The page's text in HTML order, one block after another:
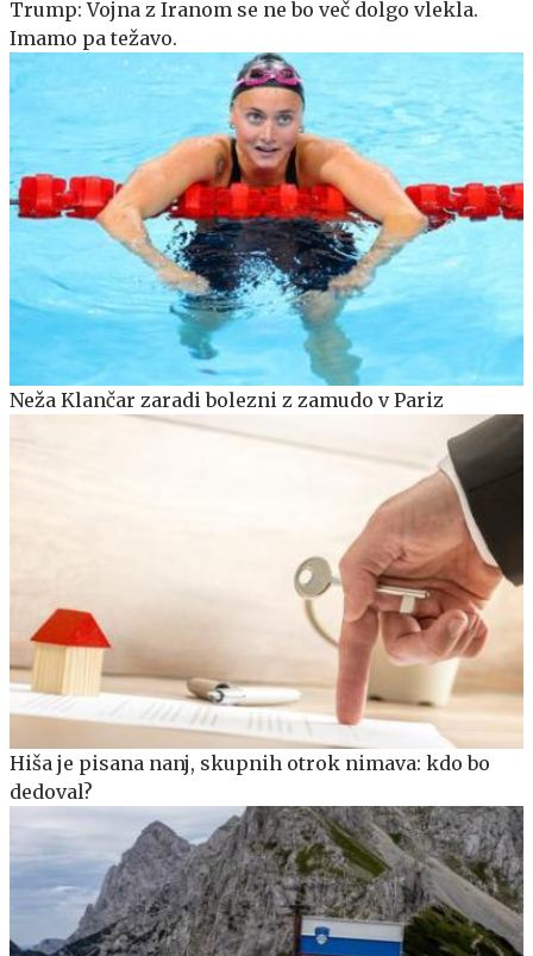
Trump: Vojna z Iranom se ne bo več dolgo vlekla.
Imamo pa težavo.
Neža Klančar zaradi bolezni z zamudo v Pariz
Hiša je pisana nanj, skupnih otrok nimava: kdo bo
dedoval?